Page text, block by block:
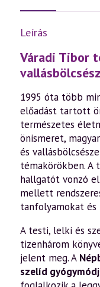
Leírás
Váradi Tibor
vallásbölcsész
1995 óta több
előadást tartott
természetes
önismeret,
és
témakörökben. A
hallgatót vonzó
mellett
tanfolyamokat és
A testi, lelki és
tizenhárom
jelent meg. A
szelíd